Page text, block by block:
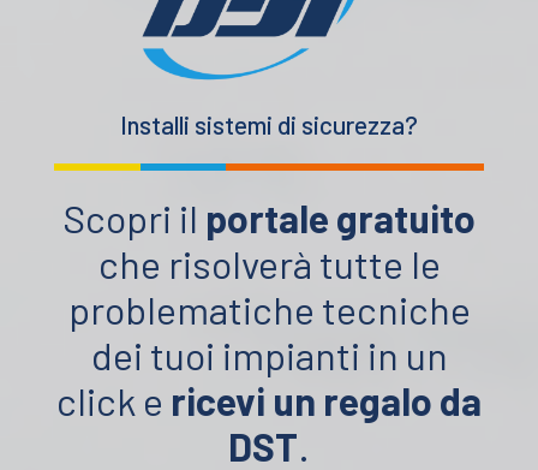
Installi sistemi di sicurezza?
Scopri il portale gratuito
che risolverà tutte le
problematiche tecniche
dei tuoi impianti in un
click e ricevi un regalo da
DST.